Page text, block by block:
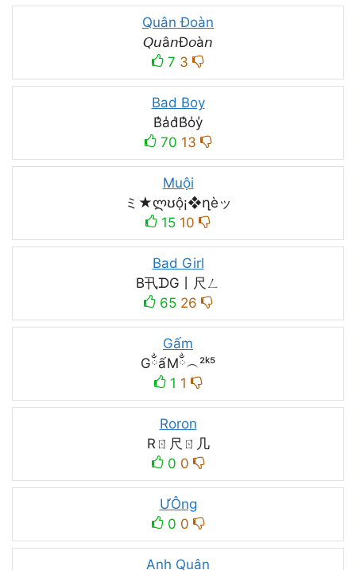
Quân Đoàn
𝘘𝘶â𝘯Đ𝘰à𝘯
7 3
Bad Boy
B̾a̾d̾B̾o̾y̾
70 13
Muội
ミ★ლʊộ¡❖ղèッ
15 10
Bad Girl
B卂ᗪG丨尺ㄥ
65 26
Gấm
GྂấMྂ︵²ᵏ⁵
1 1
Roron
Rㄖ尺ㄖ几
0 0
ƯÔng
0 0
Anh Quân